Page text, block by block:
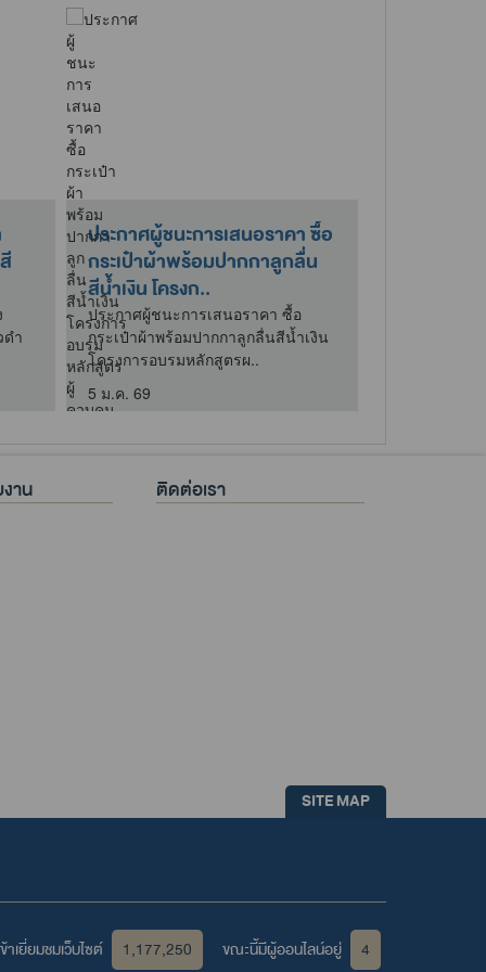
ดำ
ประกาศผู้ชนะการเสนอราคา ซื้อ
กระเป๋าผ้าพร้อมปากกาลูกลื่น
สีน้ำเงิน โครงก..
ประกาศผู้ชนะการเสนอราคา ซื้อ
กระเป๋าผ้าพร้อมปากกาลูกลื่นสีน้ำเงิน
โครงการอบรมหลักสูตรผ..
5 ม.ค. 69
าน ติดต่อเรา
SITE MAP
าเยี่ยมชมเว็บไซต์ 1,177,250 ขณะนี้มีผู้ออนไลน์อยู่ 4